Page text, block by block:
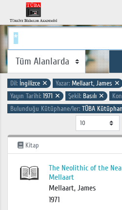
Dil: İngilizce ✕ Yazar: Mellaart, James ✕
Yayın Tarihi: 1971 ✕ Şekil: Basılı ✕
Bulunduğu Kütüphane/ler: TÜBA
Kitap
The Neolithic of the
Mellaart
Mellaart, James
1971